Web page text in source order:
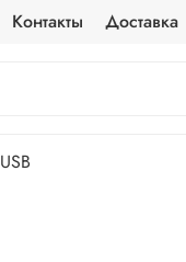
Контакты Доставка
USB